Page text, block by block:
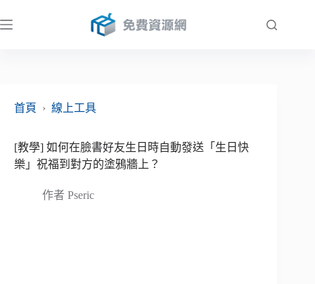
至
首頁
› 線上工具
[教學] 如何在臉書好友生日時自動發送「生日快
樂」祝福到對方的塗鴉牆上？
作者 Pseric